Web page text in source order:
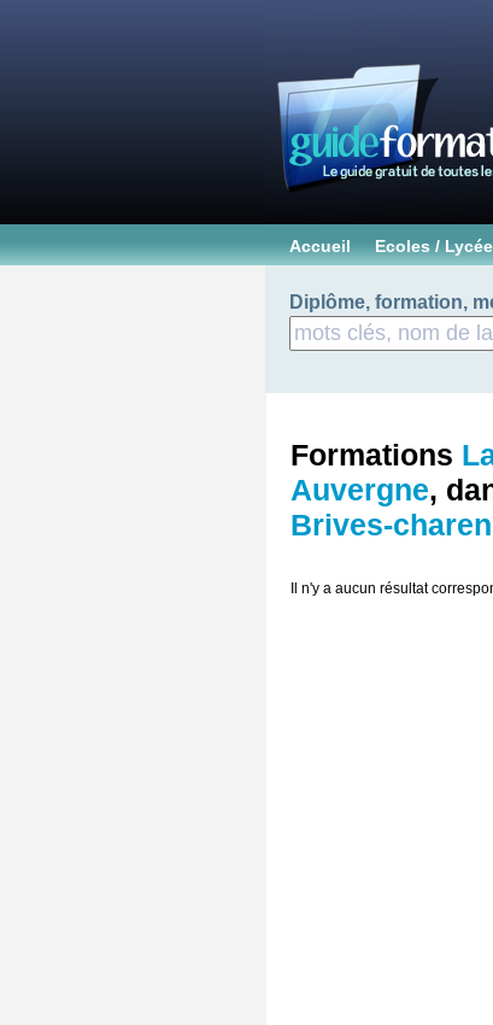
Accueil Ecoles /
Diplôme, formation,
Formations
Auvergne,
Brives-
Il n'y a aucun résultat